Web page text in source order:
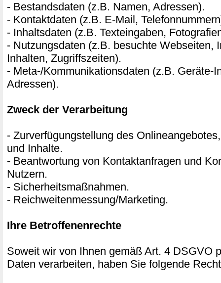
- Bestandsdaten (z.B. Namen, Adressen).
- Kontaktdaten (z.B. E-Mail,
- Inhaltsdaten (z.B. Texteingaben,
- Nutzungsdaten (z.B. besuchte Webseiten,
Inhalten, Zugriffszeiten).
- Meta-/Kommunikationsdaten (z.B. Geräte-
Adressen).
Zweck der Verarbeitung
- Zurverfügungstellung des
und Inhalte.
- Beantwortung von Kontaktanfragen und
Nutzern.
- Sicherheitsmaßnahmen.
- Reichweitenmessung/Marketing.
Ihre Betroffenenrechte
Soweit wir von Ihnen gemäß Art. 4 DSGVO
Daten verarbeiten, haben Sie folgende